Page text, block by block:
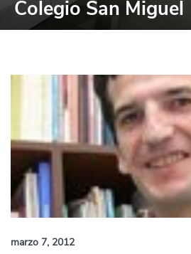
Colegio San Miguel
marzo 7, 2012